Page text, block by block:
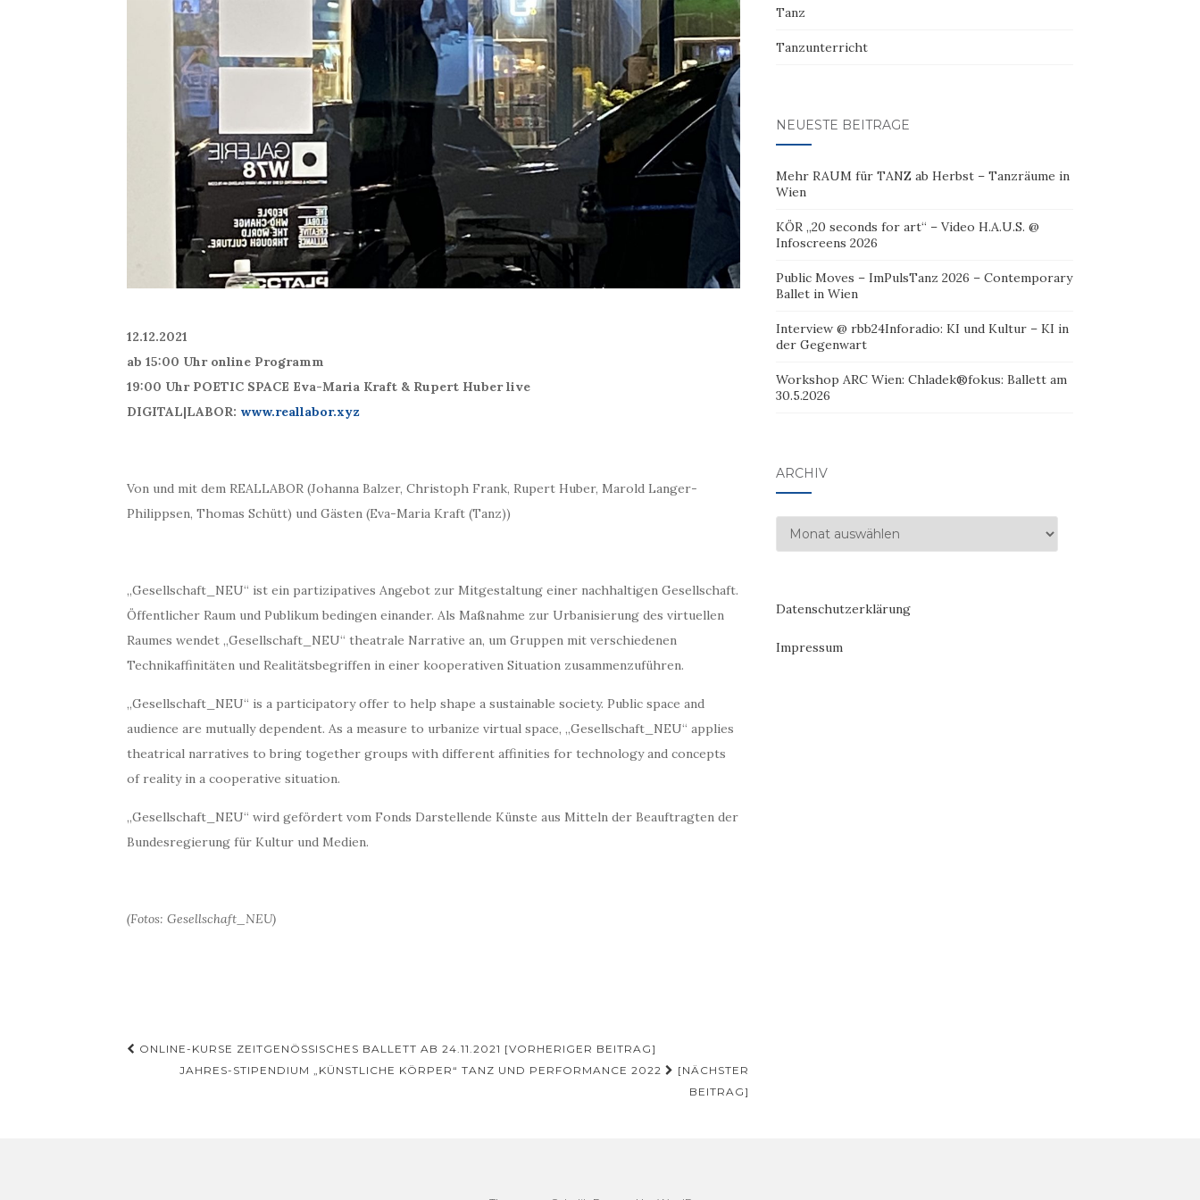
12.12.2021
ab 15:00 Uhr online Programm
19:00 Uhr POETIC SPACE Eva-Maria Kraft & Rupert Huber live
DIGITAL|LABOR: www.reallabor.xyz
Von und mit dem REALLABOR (Johanna Balzer, Christoph Frank, Rupert Huber, Marold Langer-
Philippsen, Thomas Schütt) und Gästen (Eva-Maria Kraft (Tanz))
„Gesellschaft_NEU“ ist ein partizipatives Angebot zur Mitgestaltung einer nachhaltigen Gesellschaft.
Öffentlicher Raum und Publikum bedingen einander. Als Maßnahme zur Urbanisierung des virtuellen
Raumes wendet „Gesellschaft_NEU“ theatrale Narrative an, um Gruppen mit verschiedenen
Technikaffinitäten und Realitätsbegriffen in einer kooperativen Situation zusammenzuführen.
„Gesellschaft_NEU“ is a participatory offer to help shape a sustainable society. Public space and
audience are mutually dependent. As a measure to urbanize virtual space, „Gesellschaft_NEU“ applies
theatrical narratives to bring together groups with different affinities for technology and concepts
of reality in a cooperative situation.
„Gesellschaft_NEU“ wird gefördert vom Fonds Darstellende Künste aus Mitteln der Beauftragten der
Bundesregierung für Kultur und Medien.
(Fotos: Gesellschaft_NEU)
Beitragsnavigation
ONLINE-KURSE ZEITGENÖSSISCHES BALLETT AB 24.11.2021 [VORHERIGER BEITRAG]
JAHRES-STIPENDIUM „KÜNSTLICHE KÖRPER“ TANZ UND PERFORMANCE 2022
[NÄCHSTER
BEITRAG]
Tanz
Tanzunterricht
NEUESTE BEITRÄGE
Mehr RAUM für TANZ ab Herbst – Tanzräume in
Wien
KÖR „20 seconds for art“ – Video H.A.U.S. @
Infoscreens 2026
Public Moves – ImPulsTanz 2026 – Contemporary
Ballet in Wien
Interview @ rbb24Inforadio: KI und Kultur – KI in
der Gegenwart
Workshop ARC Wien: Chladek®fokus: Ballett am
30.5.2026
ARCHIV
Archiv
Datenschutzerklärung
Impressum